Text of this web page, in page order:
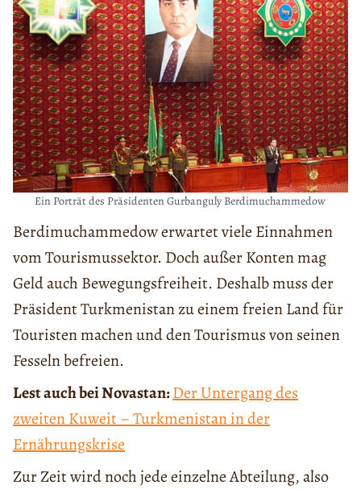
Ein Porträt des Präsidenten Gurbanguly Berdimuchammedow
Berdimuchammedow erwartet viele Einnahmen
vom Tourismussektor. Doch außer Konten mag
Geld auch Bewegungsfreiheit. Deshalb muss der
Präsident Turkmenistan zu einem freien Land für
Touristen machen und den Tourismus von seinen
Fesseln befreien.
Lest auch bei Novastan:Der Untergang des
zweiten Kuweit – Turkmenistan in der
Ernährungskrise
Zur Zeit wird noch jede einzelne Abteilung, also